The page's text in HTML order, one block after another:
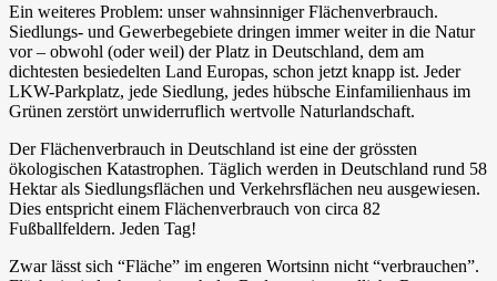
Ein weiteres Problem: unser wahnsinniger Flächenverbrauch.
Siedlungs- und Gewerbegebiete dringen immer weiter in die Natur
vor – obwohl (oder weil) der Platz in Deutschland, dem am
dichtesten besiedelten Land Europas, schon jetzt knapp ist. Jeder
LKW-Parkplatz, jede Siedlung, jedes hübsche Einfamilienhaus im
Grünen zerstört unwiderruflich wertvolle Naturlandschaft.
Der Flächenverbrauch in Deutschland ist eine der grössten
ökologischen Katastrophen. Täglich werden in Deutschland rund 58
Hektar als Siedlungsflächen und Verkehrsflächen neu ausgewiesen.
Dies entspricht einem Flächenverbrauch von circa 82
Fußballfeldern. Jeden Tag!
Zwar lässt sich “Fläche” im engeren Wortsinn nicht “verbrauchen”.